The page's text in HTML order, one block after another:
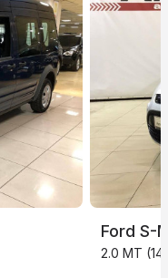
Ford S-
2.0 MT